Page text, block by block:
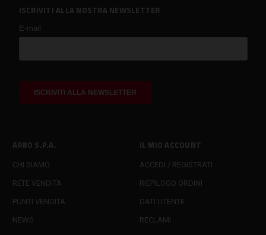
ARBO S.P.A.
CHI SIAMO
RETE VENDITA
PUNTI VENDITA
NEWS
IL MIO ACCOUNT
ACCEDI / REGISTRATI
RIEPILOGO ORDINI
DATI UTENTE
RECLAMI
ISCRIVITI ALLA NOSTRA NEWSLETTER